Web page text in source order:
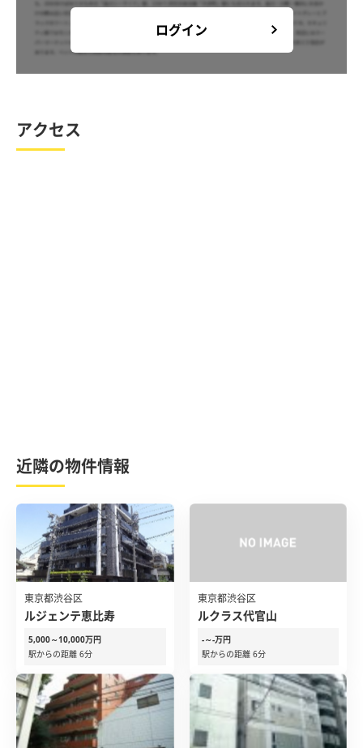
ログイン
アクセス
近隣の物件情報
東京都渋谷区
ルジェンテ恵比寿
5,000～10,000万円
駅からの距離 6分
東京都渋谷区
ルクラス代官山
-～-万円
駅からの距離 6分